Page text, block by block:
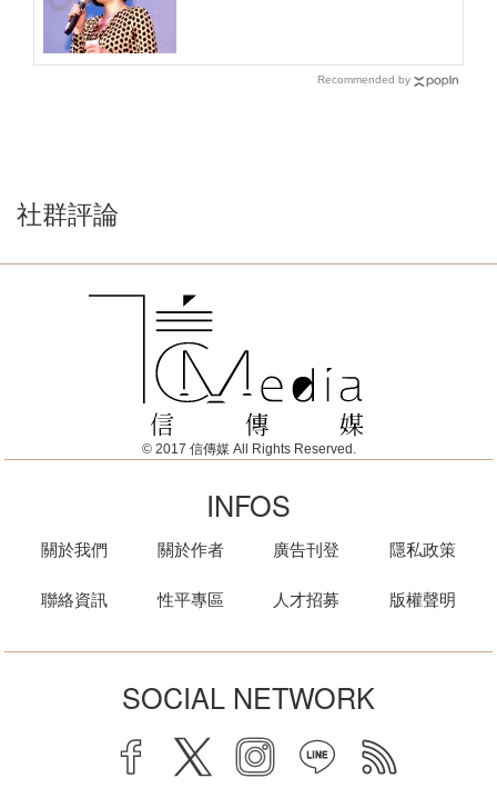
Recommended by
社群評論
© 2017 信傳媒 All Rights Reserved.
INFOS
關於我們
聯絡資訊
關於作者
性平專區
廣告刊登
人才招募
隱私政策
版權聲明
SOCIAL NETWORK
facebook twitter instagram